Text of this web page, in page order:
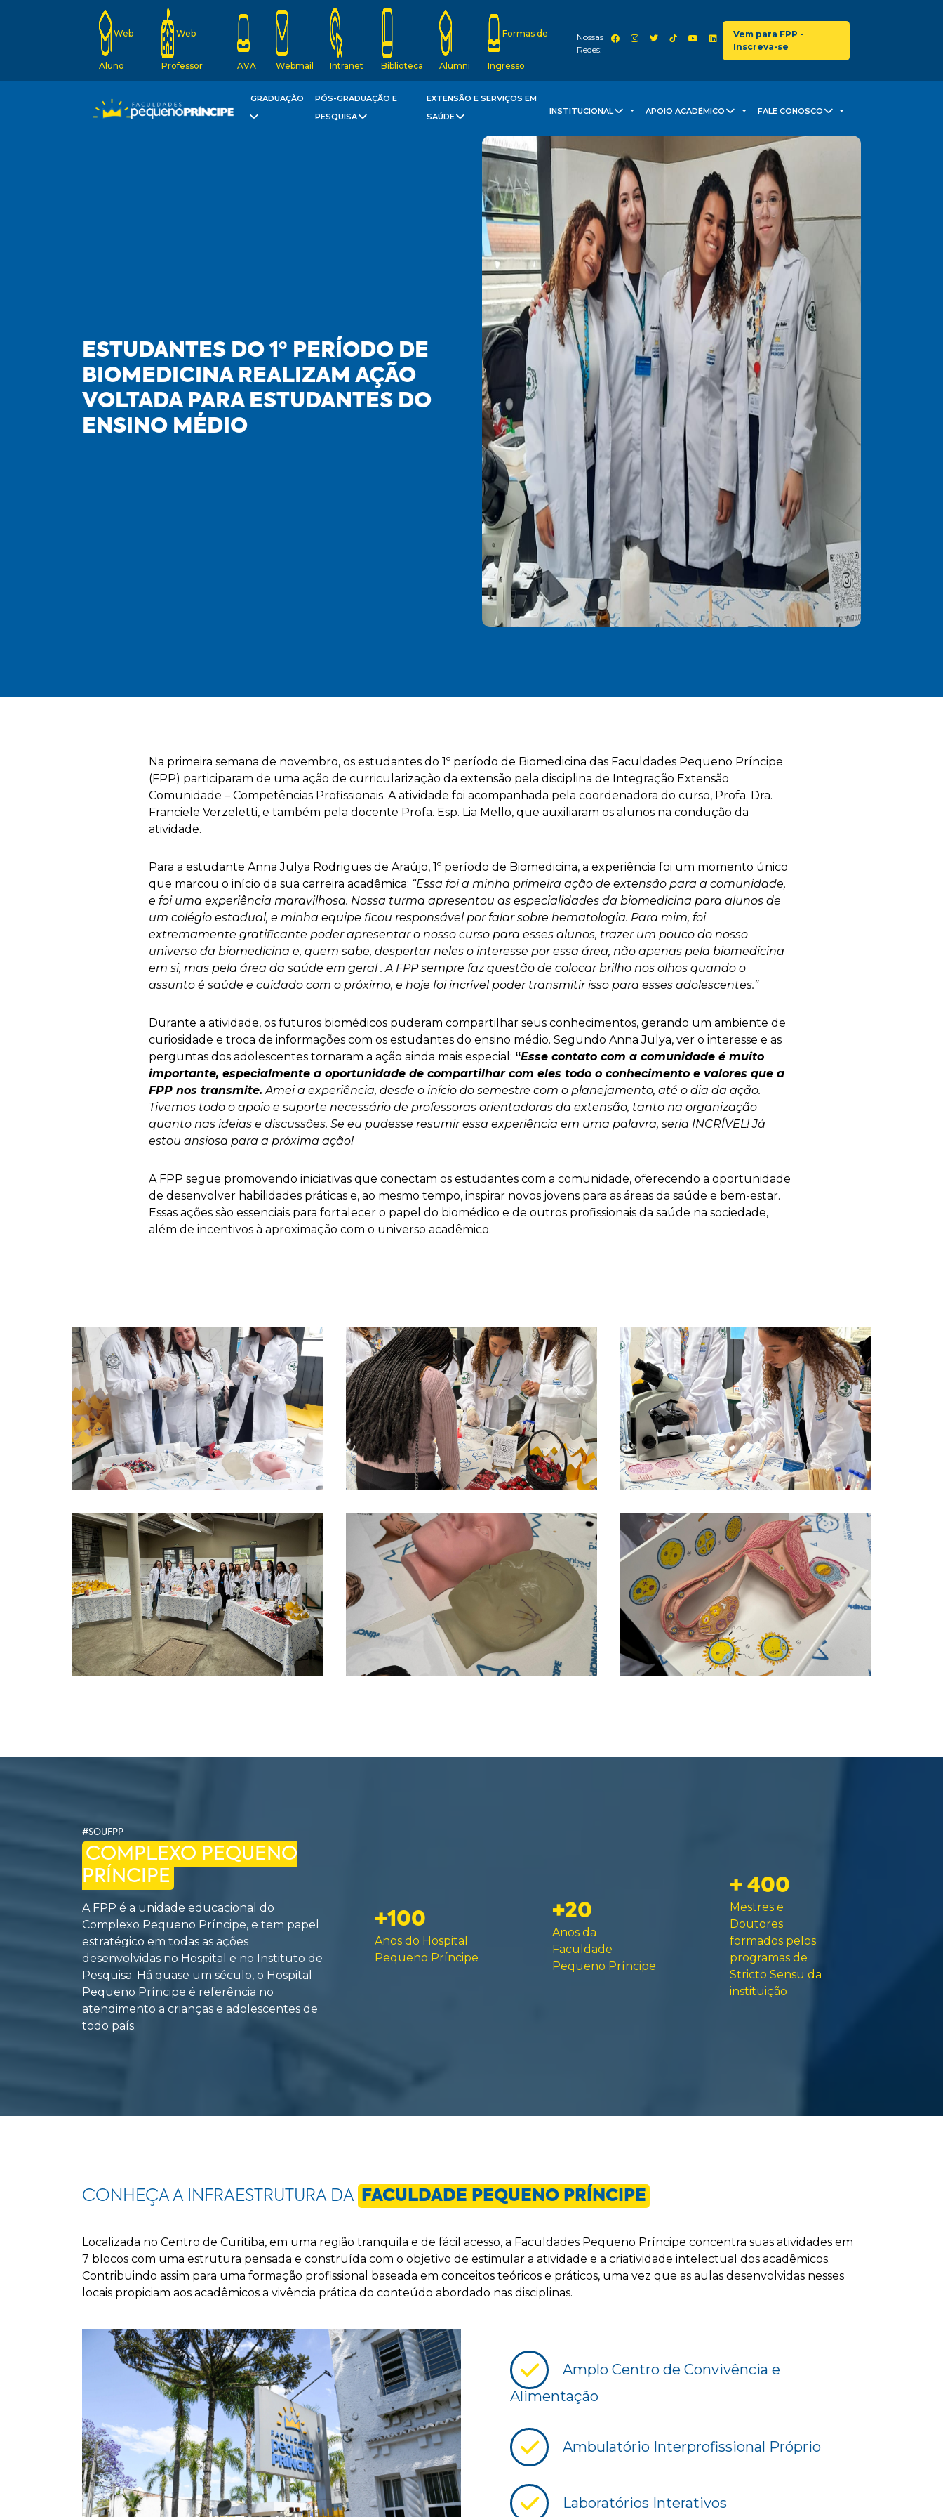
Web
Aluno
Web
Professor AVA Webmail Intranet Biblioteca Alumni
Formas de
Ingresso
Nossas
Redes:
Vem para FPP -
Inscreva-se
GRADUAÇÃO
PÓS-GRADUAÇÃO E
PESQUISA
EXTENSÃO E SERVIÇOS EM
SAÚDE
INSTITUCIONAL APOIO ACADÊMICO FALE CONOSCO
ESTUDANTES DO 1º PERÍODO DE
BIOMEDICINA REALIZAM AÇÃO
VOLTADA PARA ESTUDANTES DO
ENSINO MÉDIO
Na primeira semana de novembro, os estudantes do 1º período de Biomedicina das Faculdades Pequeno Príncipe
(FPP) participaram de uma ação de curricularização da extensão pela disciplina de Integração Extensão
Comunidade – Competências Profissionais. A atividade foi acompanhada pela coordenadora do curso, Profa. Dra.
Franciele Verzeletti, e também pela docente Profa. Esp. Lia Mello, que auxiliaram os alunos na condução da
atividade.
Para a estudante Anna Julya Rodrigues de Araújo, 1º período de Biomedicina, a experiência foi um momento único
que marcou o início da sua carreira acadêmica: “Essa foi a minha primeira ação de extensão para a comunidade,
e foi uma experiência maravilhosa. Nossa turma apresentou as especialidades da biomedicina para alunos de
um colégio estadual, e minha equipe ficou responsável por falar sobre hematologia. Para mim, foi
extremamente gratificante poder apresentar o nosso curso para esses alunos, trazer um pouco do nosso
universo da biomedicina e, quem sabe, despertar neles o interesse por essa área, não apenas pela biomedicina
em si, mas pela área da saúde em geral . A FPP sempre faz questão de colocar brilho nos olhos quando o
assunto é saúde e cuidado com o próximo, e hoje foi incrível poder transmitir isso para esses adolescentes.”
Durante a atividade, os futuros biomédicos puderam compartilhar seus conhecimentos, gerando um ambiente de
curiosidade e troca de informações com os estudantes do ensino médio. Segundo Anna Julya, ver o interesse e as
perguntas dos adolescentes tornaram a ação ainda mais especial: “Esse contato com a comunidade é muito
importante, especialmente a oportunidade de compartilhar com eles todo o conhecimento e valores que a
FPP nos transmite. Amei a experiência, desde o início do semestre com o planejamento, até o dia da ação.
Tivemos todo o apoio e suporte necessário de professoras orientadoras da extensão, tanto na organização
quanto nas ideias e discussões. Se eu pudesse resumir essa experiência em uma palavra, seria INCRÍVEL! Já
estou ansiosa para a próxima ação!
A FPP segue promovendo iniciativas que conectam os estudantes com a comunidade, oferecendo a oportunidade
de desenvolver habilidades práticas e, ao mesmo tempo, inspirar novos jovens para as áreas da saúde e bem-estar.
Essas ações são essenciais para fortalecer o papel do biomédico e de outros profissionais da saúde na sociedade,
além de incentivos à aproximação com o universo acadêmico.
#SOUFPP
COMPLEXO PEQUENO
PRÍNCIPE
A FPP é a unidade educacional do
Complexo Pequeno Príncipe, e tem papel
estratégico em todas as ações
desenvolvidas no Hospital e no Instituto de
Pesquisa. Há quase um século, o Hospital
Pequeno Príncipe é referência no
atendimento a crianças e adolescentes de
todo país.
+100
Anos do Hospital
Pequeno Príncipe
+20
Anos da
Faculdade
Pequeno Príncipe
+ 400
Mestres e
Doutores
formados pelos
programas de
Stricto Sensu da
instituição
CONHEÇA A INFRAESTRUTURA DA FACULDADE PEQUENO PRÍNCIPE
Localizada no Centro de Curitiba, em uma região tranquila e de fácil acesso, a Faculdades Pequeno Príncipe concentra suas atividades em
7 blocos com uma estrutura pensada e construída com o objetivo de estimular a atividade e a criatividade intelectual dos acadêmicos.
Contribuindo assim para uma formação profissional baseada em conceitos teóricos e práticos, uma vez que as aulas desenvolvidas nesses
locais propiciam aos acadêmicos a vivência prática do conteúdo abordado nas disciplinas.
Amplo Centro de Convivência e
Alimentação
Ambulatório Interprofissional Próprio
Laboratórios Interativos